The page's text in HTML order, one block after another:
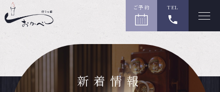
ご予約 TEL
新着情報